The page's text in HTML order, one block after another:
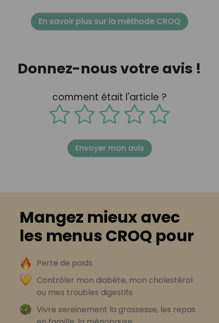
En savoir plus sur la méthode CROQ
Donnez-nous votre avis !
comment était l'article ?
Envoyer mon avis
Mangez mieux avec
les menus CROQ pour
Perte de poids
Contrôler mon diabète, mon cholestérol
ou mes troubles digestifs
Vivre sereinement la grossesse, les repas